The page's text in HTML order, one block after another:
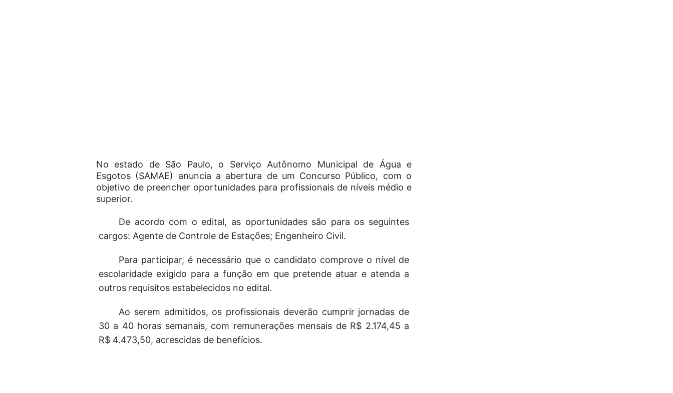
No estado de São Paulo, o Serviço Autônomo Municipal de Água e
Esgotos (SAMAE) anuncia a abertura de um Concurso Público, com o
objetivo de preencher oportunidades para profissionais de níveis médio e
superior.
De acordo com o edital, as oportunidades são para os seguintes
cargos: Agente de Controle de Estações; Engenheiro Civil.
Para participar, é necessário que o candidato comprove o nível de
escolaridade exigido para a função em que pretende atuar e atenda a
outros requisitos estabelecidos no edital.
Ao serem admitidos, os profissionais deverão cumprir jornadas de
30 a 40 horas semanais, com remunerações mensais de R$ 2.174,45 a
R$ 4.473,50, acrescidas de benefícios.